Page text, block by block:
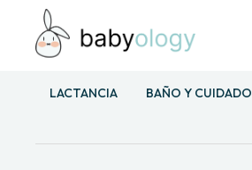
LACTANCIA BAÑO Y CUIDADO